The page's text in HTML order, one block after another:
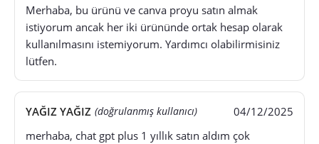
Merhaba, bu ürünü ve canva proyu satın almak
istiyorum ancak her iki ürününde ortak hesap olarak
kullanılmasını istemiyorum. Yardımcı olabilirmisiniz
lütfen.
YAĞIZ YAĞIZ (doğrulanmış kullanıcı)
04/12/2025
merhaba, chat gpt plus 1 yıllık satın aldım çok